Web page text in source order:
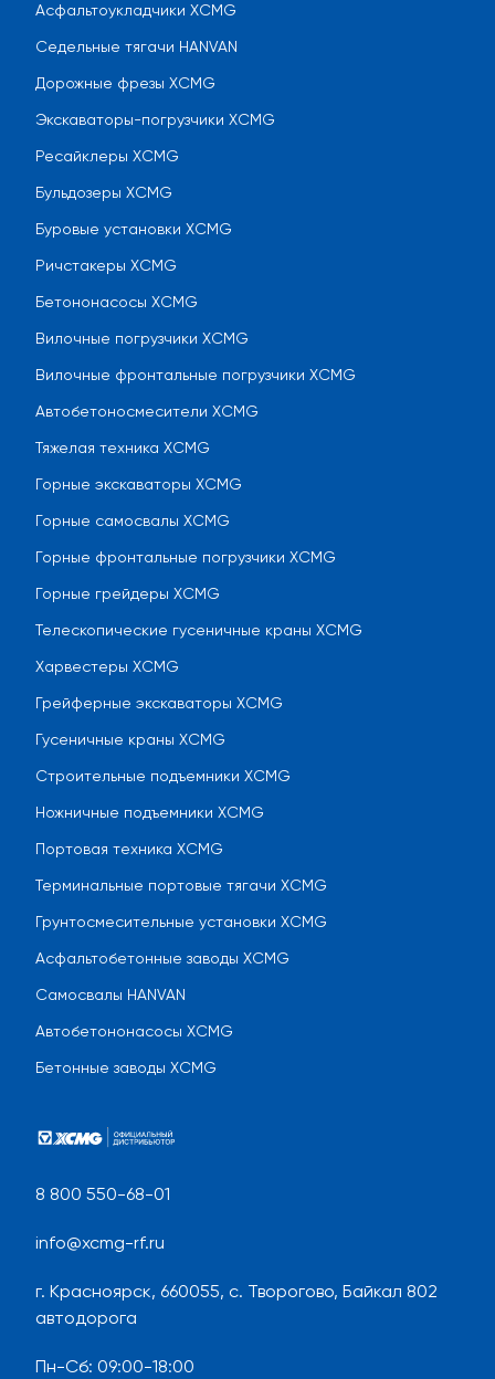
8 800 550-68-01
info@xcmg-rf.ru
г. Красноярск, 660055, с. Творогово, Байкал 802
автодорога
Пн-Сб: 09:00-18:00
Асфальтоукладчики XCMG
Седельные тягачи HANVAN
Дорожные фрезы XCMG
Экскаваторы-погрузчики XCMG
Ресайклеры XCMG
Бульдозеры XCMG
Буровые установки XCMG
Ричстакеры XCMG
Бетононасосы XCMG
Вилочные погрузчики XCMG
Вилочные фронтальные погрузчики XCMG
Автобетоносмесители XCMG
Тяжелая техника XCMG
Горные экскаваторы XCMG
Горные самосвалы XCMG
Горные фронтальные погрузчики XCMG
Горные грейдеры XCMG
Телескопические гусеничные краны XCMG
Харвестеры XCMG
Грейферные экскаваторы XCMG
Гусеничные краны XCMG
Строительные подъемники XCMG
Ножничные подъемники XCMG
Портовая техника XCMG
Терминальные портовые тягачи XCMG
Грунтосмесительные установки XCMG
Асфальтобетонные заводы XCMG
Самосвалы HANVAN
Автобетононасосы XCMG
Бетонные заводы XCMG